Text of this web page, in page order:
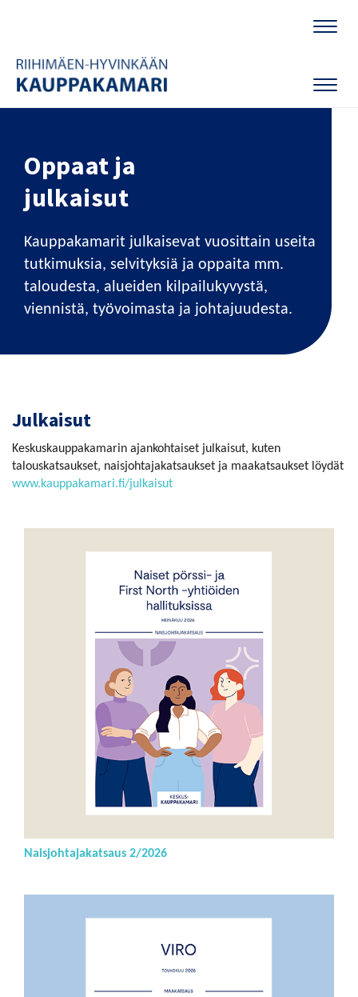
Oppaat ja
julkaisut
Kauppakamarit julkaisevat vuosittain useita
tutkimuksia, selvityksiä ja oppaita mm.
taloudesta, alueiden kilpailukyvystä,
viennistä, työvoimasta ja johtajuudesta.
Julkaisut
Keskuskauppakamarin ajankohtaiset julkaisut, kuten
talouskatsaukset, naisjohtajakatsaukset ja maakatsaukset löydät
www.kauppakamari.fi/julkaisut
Naisjohtajakatsaus 2/2026